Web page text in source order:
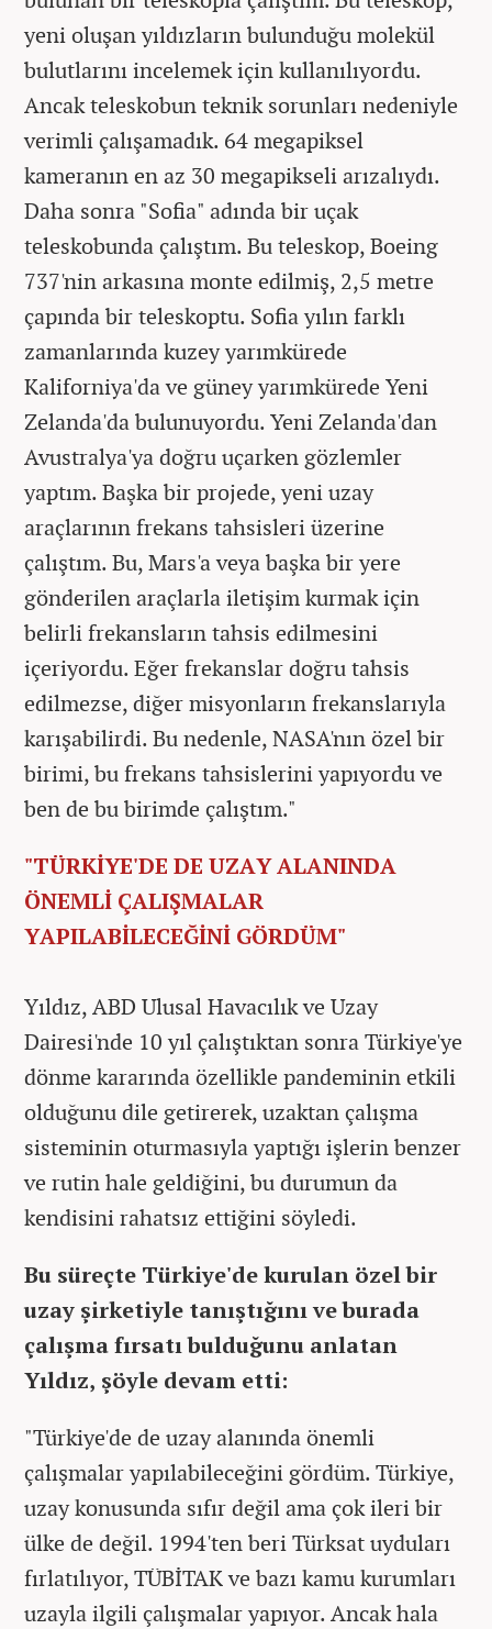
yeni oluşan yıldızların bulunduğu molekül
bulutlarını incelemek için kullanılıyordu.
Ancak teleskobun teknik sorunları nedeniyle
verimli çalışamadık. 64 megapiksel
kameranın en az 30 megapikseli arızalıydı.
Daha sonra "Sofia" adında bir uçak
teleskobunda çalıştım. Bu teleskop, Boeing
737'nin arkasına monte edilmiş, 2,5 metre
çapında bir teleskoptu. Sofia yılın farklı
zamanlarında kuzey yarımkürede
Kaliforniya'da ve güney yarımkürede Yeni
Zelanda'da bulunuyordu. Yeni Zelanda'dan
Avustralya'ya doğru uçarken gözlemler
yaptım. Başka bir projede, yeni uzay
araçlarının frekans tahsisleri üzerine
çalıştım. Bu, Mars'a veya başka bir yere
gönderilen araçlarla iletişim kurmak için
belirli frekansların tahsis edilmesini
içeriyordu. Eğer frekanslar doğru tahsis
edilmezse, diğer misyonların frekanslarıyla
karışabilirdi. Bu nedenle, NASA'nın özel bir
birimi, bu frekans tahsislerini yapıyordu ve
ben de bu birimde çalıştım."
"TÜRKİYE'DE DE UZAY ALANINDA
ÖNEMLİ ÇALIŞMALAR
YAPILABİLECEĞİNİ GÖRDÜM"
Yıldız, ABD Ulusal Havacılık ve Uzay
Dairesi'nde 10 yıl çalıştıktan sonra Türkiye'ye
dönme kararında özellikle pandeminin etkili
olduğunu dile getirerek, uzaktan çalışma
sisteminin oturmasıyla yaptığı işlerin benzer
ve rutin hale geldiğini, bu durumun da
kendisini rahatsız ettiğini söyledi.
Bu süreçte Türkiye'de kurulan özel bir
uzay şirketiyle tanıştığını ve burada
çalışma fırsatı bulduğunu anlatan
Yıldız, şöyle devam etti:
"Türkiye'de de uzay alanında önemli
çalışmalar yapılabileceğini gördüm. Türkiye,
uzay konusunda sıfır değil ama çok ileri bir
ülke de değil. 1994'ten beri Türksat uyduları
fırlatılıyor, TÜBİTAK ve bazı kamu kurumları
uzayla ilgili çalışmalar yapıyor. Ancak hala